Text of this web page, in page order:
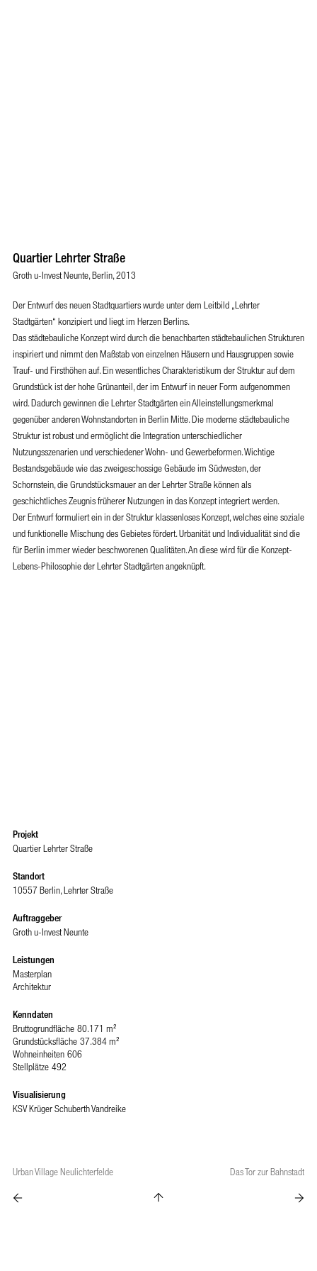
Quartier Lehrter Straße
Groth u-Invest Neunte, Berlin, 2013
Der Entwurf des neuen Stadtquartiers wurde unter dem Leitbild „Lehrter
Stadtgärten“ konzipiert und liegt im Herzen Berlins.
Das städtebauliche Konzept wird durch die benachbarten städtebaulichen Strukturen
inspiriert und nimmt den Maßstab von einzelnen Häusern und Hausgruppen sowie
Trauf- und Firsthöhen auf. Ein wesentliches Charakteristikum der Struktur auf dem
Grundstück ist der hohe Grünanteil, der im Entwurf in neuer Form aufgenommen
wird. Dadurch gewinnen die Lehrter Stadtgärten ein Alleinstellungsmerkmal
gegenüber anderen Wohnstandorten in Berlin Mitte. Die moderne städtebauliche
Struktur ist robust und ermöglicht die Integration unterschiedlicher
Nutzungsszenarien und verschiedener Wohn- und Gewerbeformen. Wichtige
Bestandsgebäude wie das zweigeschossige Gebäude im Südwesten, der
Schornstein, die Grundstücksmauer an der Lehrter Straße können als
geschichtliches Zeugnis früherer Nutzungen in das Konzept integriert werden.
Der Entwurf formuliert ein in der Struktur klassenloses Konzept, welches eine soziale
und funktionelle Mischung des Gebietes fördert. Urbanität und Individualität sind die
für Berlin immer wieder beschworenen Qualitäten. An diese wird für die Konzept-
Lebens-Philosophie der Lehrter Stadtgärten angeknüpft.
Projekt
Quartier Lehrter Straße
Standort
10557 Berlin, Lehrter Straße
Auftraggeber
Groth u-Invest Neunte
Leistungen
Masterplan
Architektur
Kenndaten
Bruttogrundfläche 80.171 m²
Grundstücksfläche 37.384 m²
Wohneinheiten 606
Stellplätze 492
Visualisierung
KSV Krüger Schuberth Vandreike
Urban Village Neulichterfelde Das Tor zur Bahnstadt